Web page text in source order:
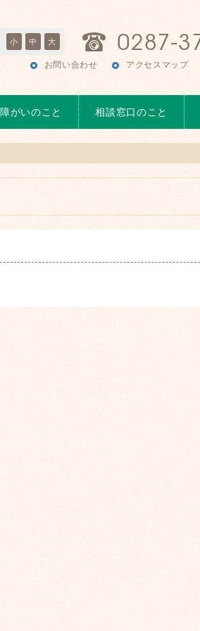
小 中 大
お問い合わせ アクセスマップ
障がいのこと 相談窓口のこと